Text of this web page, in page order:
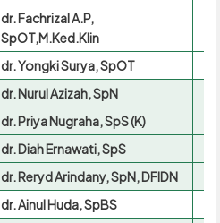
dr. Fachrizal A.P,
SpOT,M.Ked.Klin
dr. Yongki Surya, SpOT
dr. Nurul Azizah, SpN
dr. Priya Nugraha, SpS (K)
dr. Diah Ernawati, SpS
dr. Reryd Arindany, SpN, DFIDN
dr. Ainul Huda, SpBS